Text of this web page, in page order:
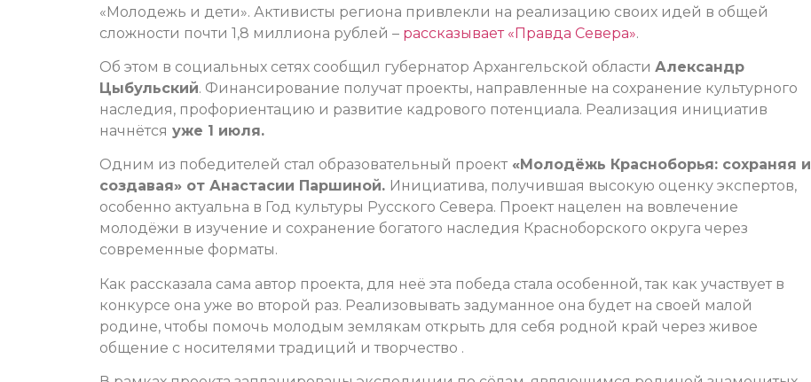
«Молодежь и дети». Активисты региона привлекли на реализацию своих идей в общей
сложности почти 1,8 миллиона рублей – рассказывает «Правда Севера».
Об этом в социальных сетях сообщил губернатор Архангельской области Александр
Цыбульский. Финансирование получат проекты, направленные на сохранение культурного
наследия, профориентацию и развитие кадрового потенциала. Реализация инициатив
начнётся уже 1 июля.
Одним из победителей стал образовательный проект «Молодёжь Красноборья: сохраняя и
создавая» от Анастасии Паршиной. Инициатива, получившая высокую оценку экспертов,
особенно актуальна в Год культуры Русского Севера. Проект нацелен на вовлечение
молодёжи в изучение и сохранение богатого наследия Красноборского округа через
современные форматы.
Как рассказала сама автор проекта, для неё эта победа стала особенной, так как участвует в
конкурсе она уже во второй раз. Реализовывать задуманное она будет на своей малой
родине, чтобы помочь молодым землякам открыть для себя родной край через живое
общение с носителями традиций и творчество .